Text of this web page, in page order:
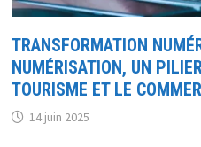
TRANSFORMATION
NUMÉRISATION, UN
TOURISME ET LE
14 juin 2025